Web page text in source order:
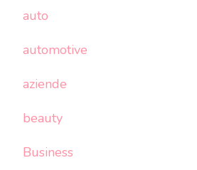
auto
automotive
aziende
beauty
Business